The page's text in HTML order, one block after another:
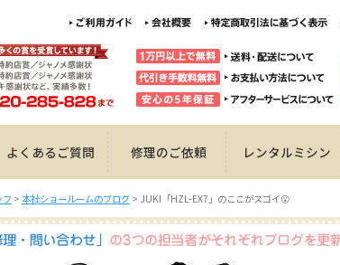
よくあるご質問 修理のご依頼 レンタルミシン
> 本社ショールームのブログ > JUKI「HZL-EX7」のここがスゴイ😮